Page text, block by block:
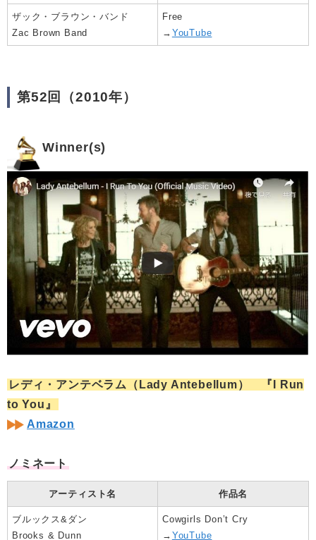
ザック・ブラウン・バンド
Zac Brown Band
Free
→ YouTube
第52回（2010年）
Winner(s)
レディ・アンテベラム（Lady Antebellum） 『I Run
to You』
Amazon
ノミネート
アーティスト名 作品名
ブルックス&ダン
Brooks & Dunn
Cowgirls Don’t Cry
→ YouTube